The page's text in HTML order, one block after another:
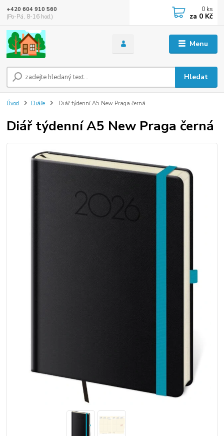
Menu
Hledat
+420 604 910 560
(Po-Pá, 8-16 hod.)
0 ks
za 0 Kč
Úvod Diáře Diář týdenní A5 New Praga černá
Diář týdenní A5 New Praga černá